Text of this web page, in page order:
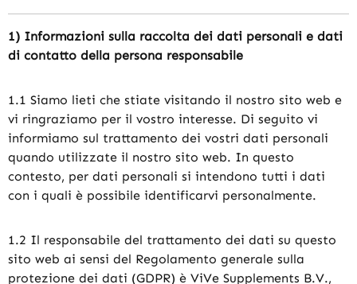
1) Informazioni sulla raccolta dei dati personali e dati
di contatto della persona responsabile
1.1 Siamo lieti che stiate visitando il nostro sito web e
vi ringraziamo per il vostro interesse. Di seguito vi
informiamo sul trattamento dei vostri dati personali
quando utilizzate il nostro sito web. In questo
contesto, per dati personali si intendono tutti i dati
con i quali è possibile identificarvi personalmente.
1.2 Il responsabile del trattamento dei dati su questo
sito web ai sensi del Regolamento generale sulla
protezione dei dati (GDPR) è ViVe Supplements B.V.,